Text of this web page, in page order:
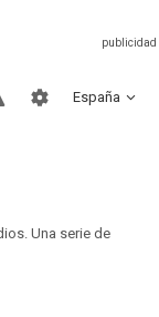
España
Una serie de